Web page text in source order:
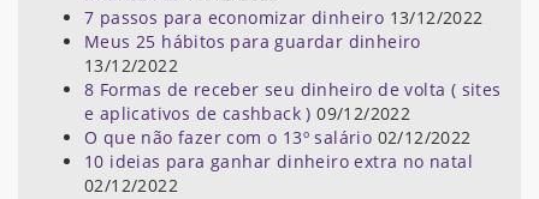
7 passos para economizar dinheiro 13/12/2022
Meus 25 hábitos para guardar dinheiro
13/12/2022
8 Formas de receber seu dinheiro de volta ( sites
e aplicativos de cashback ) 09/12/2022
O que não fazer com o 13º salário 02/12/2022
10 ideias para ganhar dinheiro extra no natal
02/12/2022